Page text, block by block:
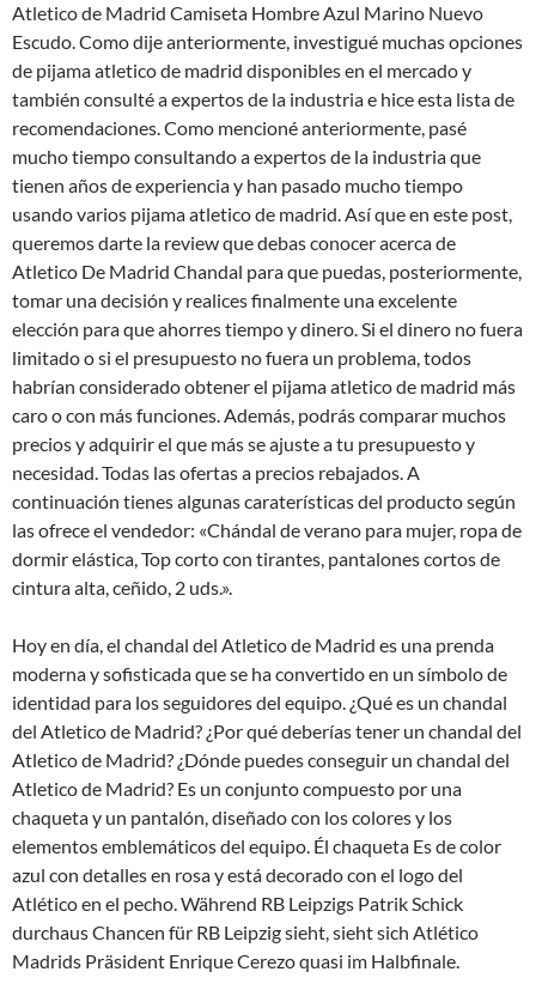
Atletico de Madrid Camiseta Hombre Azul Marino Nuevo
Escudo. Como dije anteriormente, investigué muchas opciones
de pijama atletico de madrid disponibles en el mercado y
también consulté a expertos de la industria e hice esta lista de
recomendaciones. Como mencioné anteriormente, pasé
mucho tiempo consultando a expertos de la industria que
tienen años de experiencia y han pasado mucho tiempo
usando varios pijama atletico de madrid. Así que en este post,
queremos darte la review que debas conocer acerca de
Atletico De Madrid Chandal para que puedas, posteriormente,
tomar una decisión y realices finalmente una excelente
elección para que ahorres tiempo y dinero. Si el dinero no fuera
limitado o si el presupuesto no fuera un problema, todos
habrían considerado obtener el pijama atletico de madrid más
caro o con más funciones. Además, podrás comparar muchos
precios y adquirir el que más se ajuste a tu presupuesto y
necesidad. Todas las ofertas a precios rebajados. A
continuación tienes algunas caraterísticas del producto según
las ofrece el vendedor: «Chándal de verano para mujer, ropa de
dormir elástica, Top corto con tirantes, pantalones cortos de
cintura alta, ceñido, 2 uds.».
Hoy en día, el chandal del Atletico de Madrid es una prenda
moderna y sofisticada que se ha convertido en un símbolo de
identidad para los seguidores del equipo. ¿Qué es un chandal
del Atletico de Madrid? ¿Por qué deberías tener un chandal del
Atletico de Madrid? ¿Dónde puedes conseguir un chandal del
Atletico de Madrid? Es un conjunto compuesto por una
chaqueta y un pantalón, diseñado con los colores y los
elementos emblemáticos del equipo. Él chaqueta Es de color
azul con detalles en rosa y está decorado con el logo del
Atlético en el pecho. Während RB Leipzigs Patrik Schick
durchaus Chancen für RB Leipzig sieht, sieht sich Atlético
Madrids Präsident Enrique Cerezo quasi im Halbfinale.